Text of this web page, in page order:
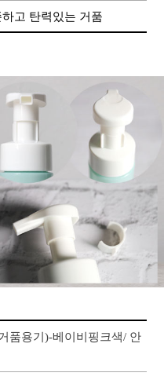
고 탄력있는 거품
품용기)-베이비핑크색/ 안